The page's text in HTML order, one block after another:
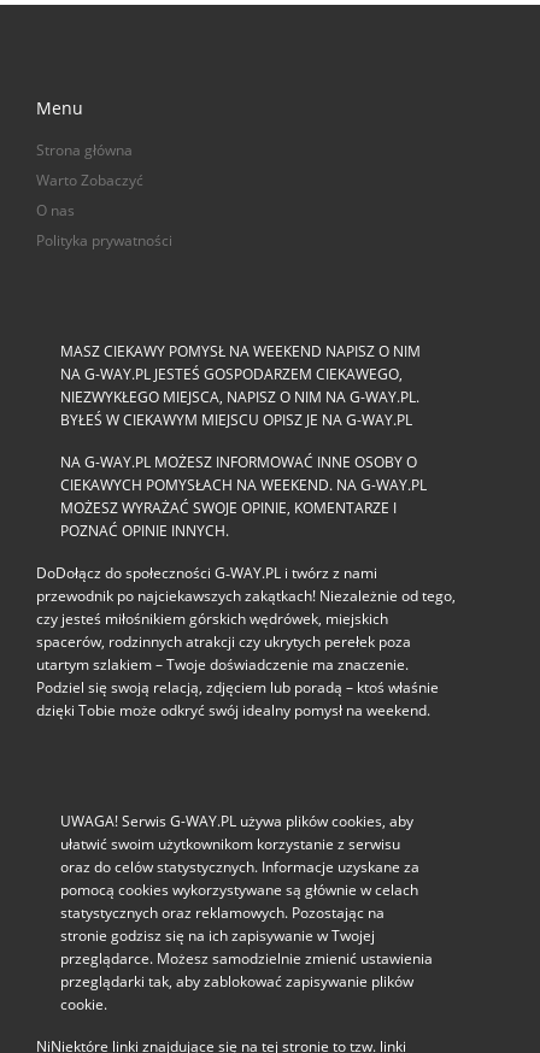
Menu
Strona główna
Warto Zobaczyć
O nas
Polityka prywatności
MASZ CIEKAWY POMYSŁ NA WEEKEND NAPISZ O NIM
NA G-WAY.PL JESTEŚ GOSPODARZEM CIEKAWEGO,
NIEZWYKŁEGO MIEJSCA, NAPISZ O NIM NA G-WAY.PL.
BYŁEŚ W CIEKAWYM MIEJSCU OPISZ JE NA G-WAY.PL
NA G-WAY.PL MOŻESZ INFORMOWAĆ INNE OSOBY O
CIEKAWYCH POMYSŁACH NA WEEKEND. NA G-WAY.PL
MOŻESZ WYRAŻAĆ SWOJE OPINIE, KOMENTARZE I
POZNAĆ OPINIE INNYCH.
DoDołącz do społeczności G‑WAY.PL i twórz z nami
przewodnik po najciekawszych zakątkach! Niezależnie od tego,
czy jesteś miłośnikiem górskich wędrówek, miejskich
spacerów, rodzinnych atrakcji czy ukrytych perełek poza
utartym szlakiem – Twoje doświadczenie ma znaczenie.
Podziel się swoją relacją, zdjęciem lub poradą – ktoś właśnie
dzięki Tobie może odkryć swój idealny pomysł na weekend.
UWAGA! Serwis G-WAY.PL używa plików cookies, aby
ułatwić swoim użytkownikom korzystanie z serwisu
oraz do celów statystycznych. Informacje uzyskane za
pomocą cookies wykorzystywane są głównie w celach
statystycznych oraz reklamowych. Pozostając na
stronie godzisz się na ich zapisywanie w Twojej
przeglądarce. Możesz samodzielnie zmienić ustawienia
przeglądarki tak, aby zablokować zapisywanie plików
cookie.
NiNiektóre linki znajdujące się na tej stronie to tzw. linki